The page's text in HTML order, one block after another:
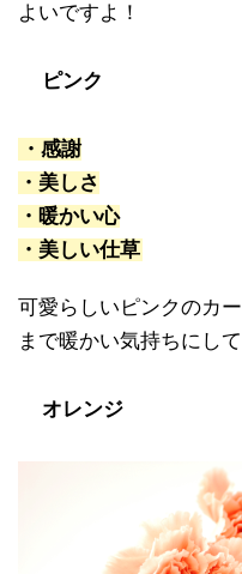
よいですよ！
ピンク
・感謝
・美しさ
・暖かい心
・美しい仕草
可愛らしいピンクのカ
まで暖かい気持ちにし
オレンジ